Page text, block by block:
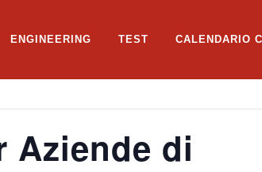
ENGINEERING TEST CALENDARIO
Aziende di